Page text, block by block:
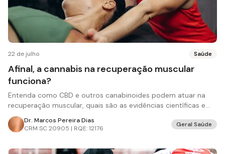
22 de julho Saúde
Afinal, a cannabis na recuperação muscular
funciona?
Entenda como CBD e outros canabinoides podem atuar na
recuperação muscular, quais são as evidências científicas e
suas limitações.
Dr. Marcos Pereira Dias
CRM SC 20905 | RQE: 12176 Geral Saúde